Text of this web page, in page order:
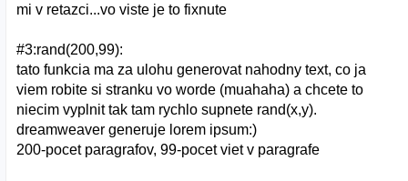
mi v retazci...vo viste je to fixnute
#3:rand(200,99):
tato funkcia ma za ulohu generovat nahodny text, co ja
viem robite si stranku vo worde (muahaha) a chcete to
niecim vyplnit tak tam rychlo supnete rand(x,y).
dreamweaver generuje lorem ipsum:)
200-pocet paragrafov, 99-pocet viet v paragrafe